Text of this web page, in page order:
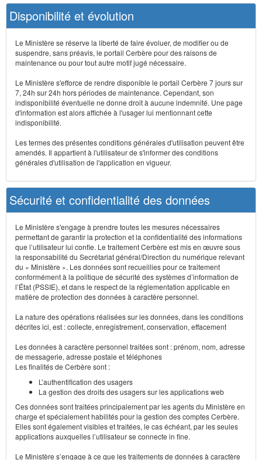
Disponibilité et évolution
Le Ministère se réserve la liberté de faire évoluer, de modifier ou de
suspendre, sans préavis, le portail Cerbère pour des raisons de
maintenance ou pour tout autre motif jugé nécessaire.
Le Ministère s'efforce de rendre disponible le portail Cerbère 7 jours sur
7, 24h sur 24h hors périodes de maintenance. Cependant, son
indisponibilité éventuelle ne donne droit à aucune indemnité. Une page
d'information est alors affichée à l'usager lui mentionnant cette
indisponibilité.
Les termes des présentes conditions générales d'utilisation peuvent être
amendés. Il appartient à l'utilisateur de s'informer des conditions
générales d'utilisation de l'application en vigueur.
Sécurité et confidentialité des données
Le Ministère s'engage à prendre toutes les mesures nécessaires
permettant de garantir la protection et la confidentialité des informations
que l’utilisateur lui confie. Le traitement Cerbère est mis en œuvre sous
la responsabilité du Secrétariat général/Direction du numérique relevant
du « Ministère ». Les données sont recueillies pour ce traitement
conformément à la politique de sécurité des systèmes d’information de
l’État (PSSIE), et dans le respect de la réglementation applicable en
matière de protection des données à caractère personnel.
La nature des opérations réalisées sur les données, dans les conditions
décrites ici, est : collecte, enregistrement, conservation, effacement
Les données à caractère personnel traitées sont : prénom, nom, adresse
de messagerie, adresse postale et téléphones
Les finalités de Cerbère sont :
L’authentification des usagers
La gestion des droits des usagers sur les applications web
Ces données sont traitées principalement par les agents du Ministère en
charge et spécialement habilités pour la gestion des comptes Cerbère.
Elles sont également visibles et traitées, le cas échéant, par les seules
applications auxquelles l’utilisateur se connecte in fine.
Le Ministère s’engage à ce que les traitements de données à caractère